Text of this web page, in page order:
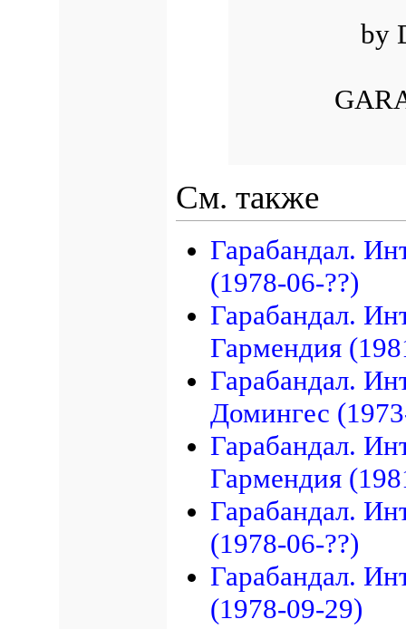
by
См. также
Гарабандал.
(1978-06-??)
Гарабандал.
Гармендия
Гарабандал.
Домингес
Гарабандал.
Гармендия
Гарабандал.
(1978-06-??)
Гарабандал.
(1978-09-29)